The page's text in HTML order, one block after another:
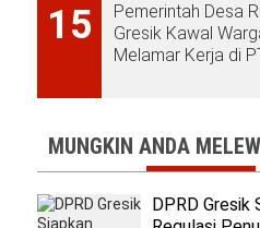
15
Pemerintah Desa
Gresik Kawal
Melamar Kerja di
MUNGKIN ANDA
DPRD Gresik